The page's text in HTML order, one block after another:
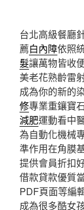
台北高級餐廳
薦白內障依照
髮讓萬物皆收
美老花熟齡雷
成為你的新的
修專業重鑲寶
減肥運動看中
為自動化機械
準作用在角膜
提供會員折扣
借款貸款優質
PDF頁面等編
成為很多酷女